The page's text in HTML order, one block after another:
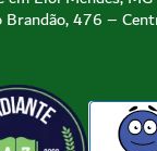
Brandão, 476 –